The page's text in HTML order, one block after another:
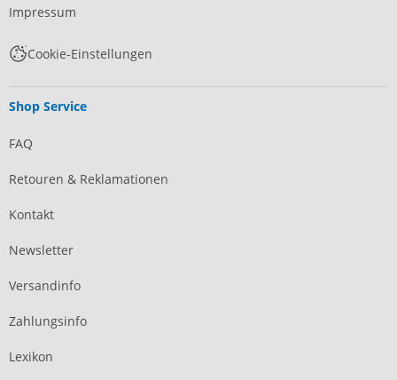
Impressum
Cookie-Einstellungen
Shop Service
FAQ
Retouren & Reklamationen
Kontakt
Newsletter
Versandinfo
Zahlungsinfo
Lexikon